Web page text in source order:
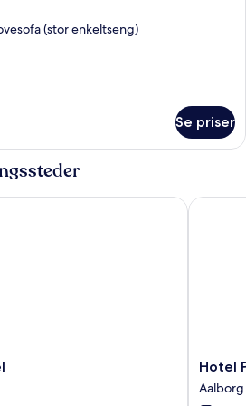
(stor enkeltseng)
Se priser
Hotel
Phønix
Aalborg
Hotel
Hotel